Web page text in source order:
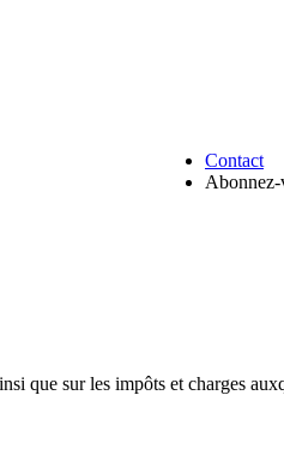
Contact
Abonnez-
que sur les impôts et charges